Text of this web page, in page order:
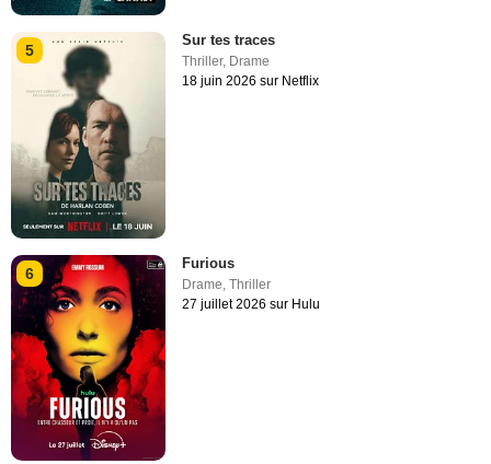
5
Sur tes traces
Thriller, Drame
18 juin 2026 sur Netflix
6
Furious
Drame ,Thriller
27 juillet 2026 sur Hulu